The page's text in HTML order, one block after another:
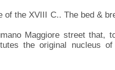
of the XVIII C.. The bed &
Maggiore street that,
the original nucleus of